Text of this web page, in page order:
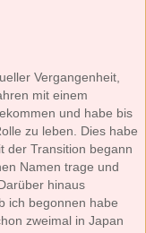
Vergangenheit,
mit einem
und habe bis
zu leben. Dies habe
der Transition begann
Namen trage und
hinaus
ich begonnen habe
zweimal in Japan